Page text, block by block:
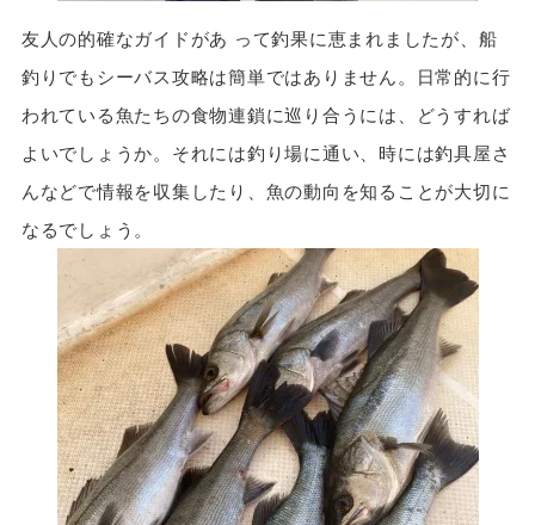
友人の的確なガイドがあ って釣果に恵まれましたが、船
釣りでもシーバス攻略は簡単ではありません。日常的に行
われている魚たちの食物連鎖に巡り合うには、どうすれば
よいでしょうか。それには釣り場に通い、時には釣具屋さ
んなどで情報を収集したり、魚の動向を知ることが大切に
なるでしょう。